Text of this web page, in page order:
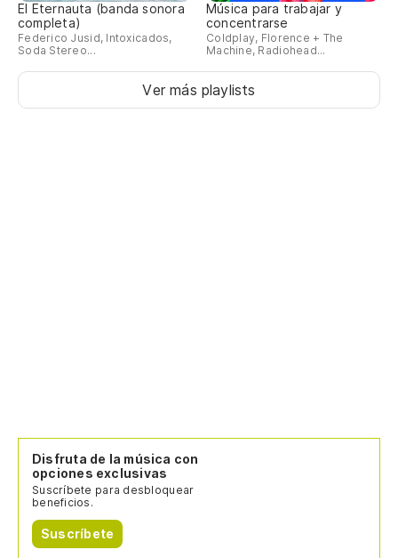
El Eternauta (banda sonora
completa)
Federico Jusid, Intoxicados,
Soda Stereo...
Música para trabajar y
concentrarse
Coldplay, Florence + The
Machine, Radiohead...
Ver más playlists
Disfruta de la música con
opciones exclusivas
Suscríbete para desbloquear
beneficios.
Suscríbete